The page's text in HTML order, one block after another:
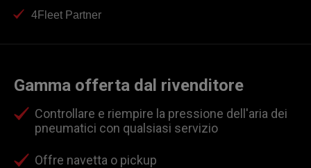
4Fleet Partner
Gamma offerta dal rivenditore
Controllare e riempire la pressione dell'aria dei
pneumatici con qualsiasi servizio
Offre navetta o pickup